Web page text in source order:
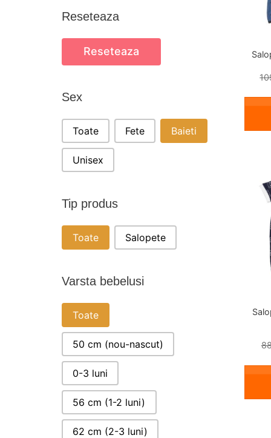
Reseteaza
Reseteaza
Sex
SEX
Toate Fete Baieti
Unisex
Tip produs
TIP PRODUS
Toate Salopete
Varsta bebelusi
VARSTA BEBELUSI
Toate
50 cm (nou-nascut)
0-3 luni
56 cm (1-2 luni)
62 cm (2-3 luni)